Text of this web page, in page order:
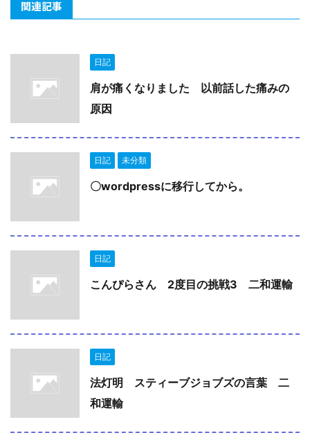
関連記事
日記
肩が痛くなりました 以前話した痛みの
原因
日記 未分類
〇wordpressに移行してから。
日記
こんぴらさん 2度目の挑戦3 二和運輸
日記
法灯明 スティーブジョブズの言葉 二
和運輸